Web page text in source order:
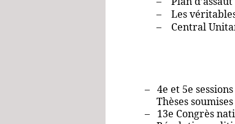
– Les
– Central
– 4e et 5e
Thèses
– 13e Congrès